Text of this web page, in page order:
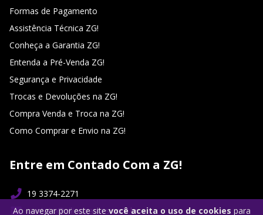
Ao navegar por este sitevocê aceita o uso de cookies para
Formas de Pagamento
Assistência Técnica ZG!
Conheça a Garantia ZG!
Entenda a Pré-Venda ZG!
Segurança e Privacidade
Trocas e Devoluções na ZG!
Compra Venda e Troca na ZG!
Como Comprar e Envio na ZG!
Entre em Contado Com a ZG!
19 3374-2271
contato@ziliongames.com.br